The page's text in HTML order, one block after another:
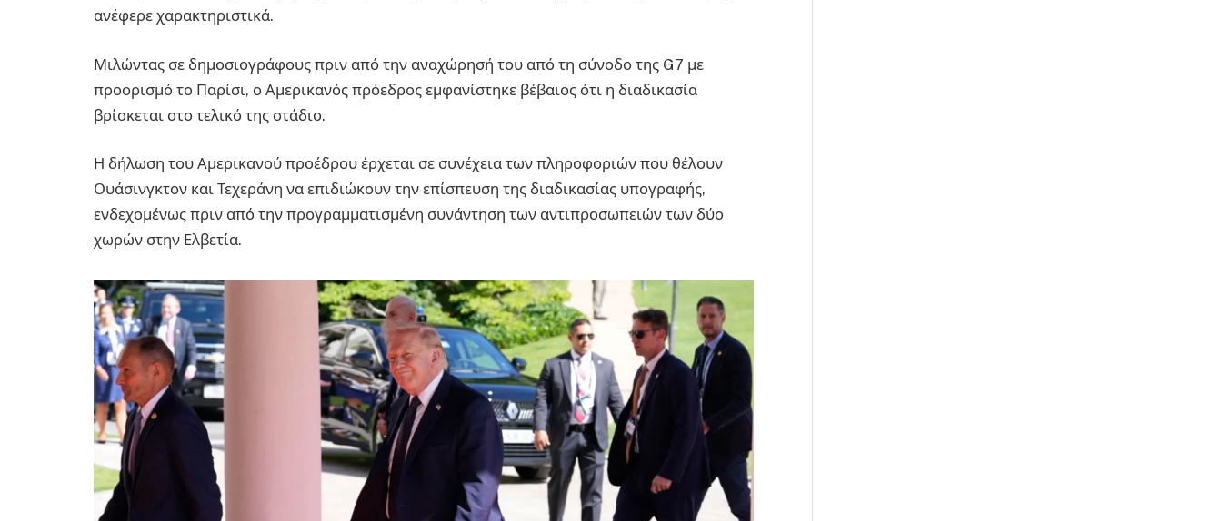
ανέφερε χαρακτηριστικά.
Μιλώντας σε δημοσιογράφους πριν από την αναχώρησή του από τη σύνοδο της G7 με
προορισμό το Παρίσι, ο Αμερικανός πρόεδρος εμφανίστηκε βέβαιος ότι η διαδικασία
βρίσκεται στο τελικό της στάδιο.
Η δήλωση του Αμερικανού προέδρου έρχεται σε συνέχεια των πληροφοριών που θέλουν
Ουάσινγκτον και Τεχεράνη να επιδιώκουν την επίσπευση της διαδικασίας υπογραφής,
ενδεχομένως πριν από την προγραμματισμένη συνάντηση των αντιπροσωπειών των δύο
χωρών στην Ελβετία.